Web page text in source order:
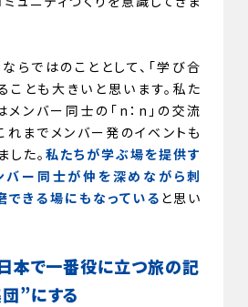
らではのこととして、「学び合
ことも大きいと思います。私た
メンバー同士の「n：n」の交流
れまでメンバー発のイベントも
した。私たちが学ぶ場を提供す
バー同士が仲を深めながら刺
できる場にもなっている と思い
日本で一番役に立つ旅の記
”にする